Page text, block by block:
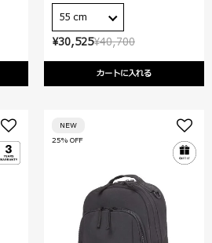
¥40,700
¥30,525
カートに入れる
55 cm
25% OFF
NEW